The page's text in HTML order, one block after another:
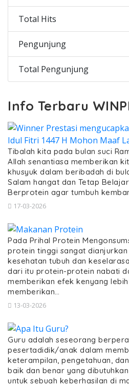
Total Hits
Pengunjung
Total Pengunjung
Info Terbaru
Tibalah kita pada bulan suci
Allah senantiasa memberikan
khusyuk dalam beribadah di
Salam hangat dan Tetap
Berprotein agar tumbuh
17-03-2026
Pada Prihal Protein
protein tinggi sangat
kesehatan tubuh dan
dari itu protein-protein nabati
memberikan efek kenyang
memberikan…
13-03-2026
Guru adalah seseorang
pesertadidik/anak dalam
keterampilan, pengetahuan,
baik dan benar yang
untuk sebuah keberhasilan di